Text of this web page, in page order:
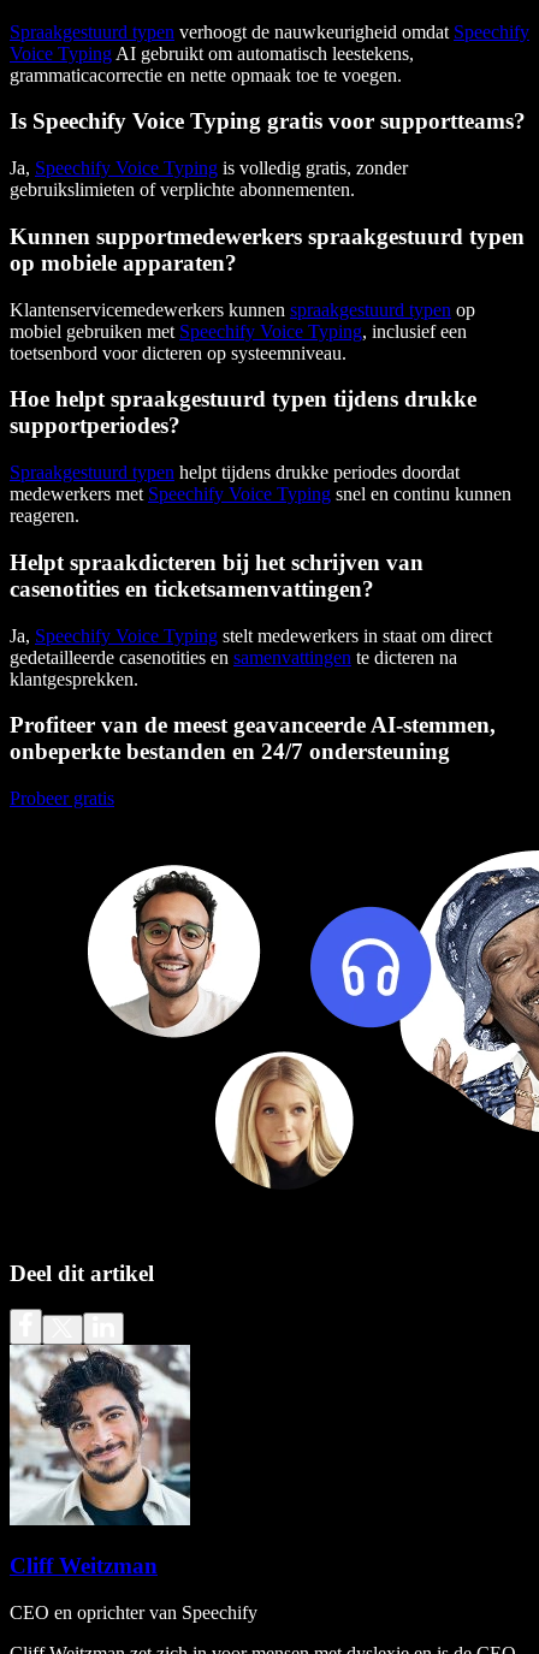
Spraakgestuurd typen verhoogt de nauwkeurigheid omdat Speechify
Voice Typing AI gebruikt om automatisch leestekens,
grammaticacorrectie en nette opmaak toe te voegen.
Is Speechify Voice Typing gratis voor supportteams?
Ja, Speechify Voice Typing is volledig gratis, zonder
gebruikslimieten of verplichte abonnementen.
Kunnen supportmedewerkers spraakgestuurd typen
op mobiele apparaten?
Klantenservicemedewerkers kunnen spraakgestuurd typen op
mobiel gebruiken met Speechify Voice Typing, inclusief een
toetsenbord voor dicteren op systeemniveau.
Hoe helpt spraakgestuurd typen tijdens drukke
supportperiodes?
Spraakgestuurd typen helpt tijdens drukke periodes doordat
medewerkers met Speechify Voice Typing snel en continu kunnen
reageren.
Helpt spraakdicteren bij het schrijven van
casenotities en ticketsamenvattingen?
Ja, Speechify Voice Typing stelt medewerkers in staat om direct
gedetailleerde casenotities en samenvattingen te dicteren na
klantgesprekken.
Profiteer van de meest geavanceerde AI-stemmen,
onbeperkte bestanden en 24/7 ondersteuning
Probeer gratis
Deel dit artikel
Cliff Weitzman
CEO en oprichter van Speechify